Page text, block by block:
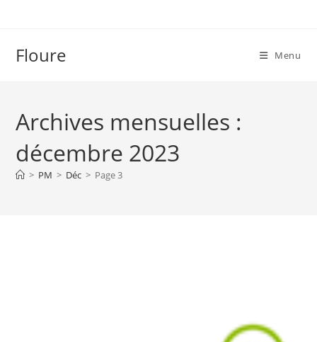
Floure Menu
Archives mensuelles :
décembre 2023
> PM > Déc > Page 3